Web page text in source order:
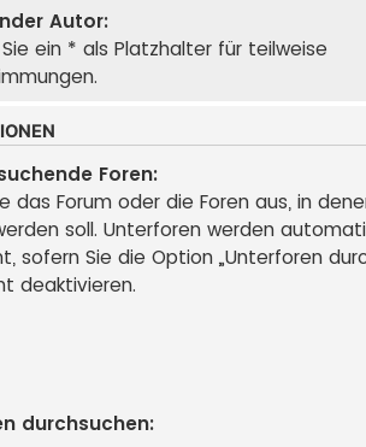
Autor:
ein * als Platzhalter für teilweise
Foren:
das Forum oder die Foren aus, in
soll. Unterforen werden
sofern Sie die Option „Unterforen
deaktivieren.
durchsuchen: